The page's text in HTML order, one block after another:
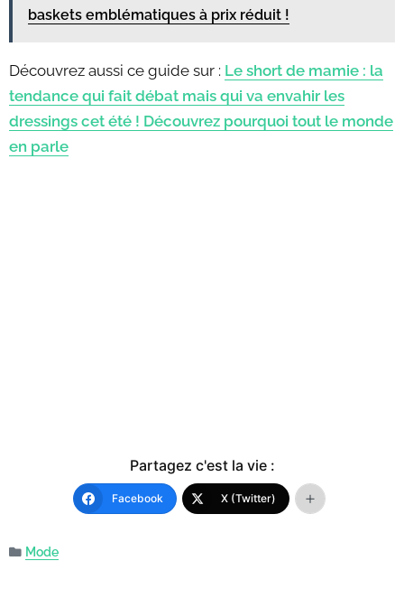
baskets emblématiques à prix réduit !
Découvrez aussi ce guide sur : Le short de mamie : la
tendance qui fait débat mais qui va envahir les
dressings cet été ! Découvrez pourquoi tout le monde
en parle
Partagez c'est la vie :
Facebook X (Twitter)
Mode